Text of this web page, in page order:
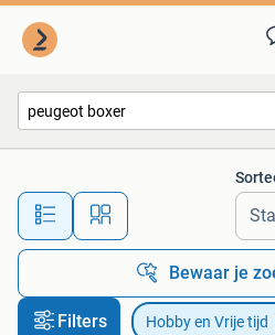
Alle
Bewaar je
Filters Hobby en Vrije tijd